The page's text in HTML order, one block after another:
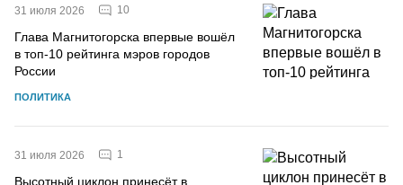
31 июля 2026 10
Глава Магнитогорска впервые вошёл
в топ-10 рейтинга мэров городов
России
ПОЛИТИКА
31 июля 2026 1
Высотный циклон принесёт в